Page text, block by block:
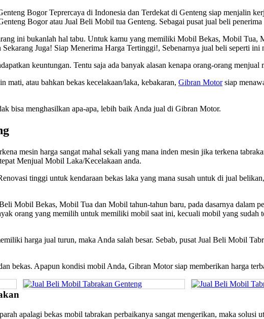
Bogor Teprercaya di Indonesia dan Terdekat di Genteng siap menjalin
Bogor atau Jual Beli Mobil tua Genteng. Sebagai pusat jual beli
ini bukanlah hal tabu. Untuk kamu yang memiliki Mobil Bekas, Mobil
Juga! Siap Menerima Harga Tertinggi!, Sebenarnya jual beli seperti ini
keuntungan. Tentu saja ada banyak alasan kenapa orang-orang menjual
mati, atau bahkan bekas kecelakaan/laka, kebakaran, Gibran Motorsiap
bisa menghasilkan apa-apa, lebih baik Anda jual di Gibran Motor.
mesin harga sangat mahal sekali yang mana inden mesin jika terkena
Menjual Mobil Laka/Kecelakaan anda.
tinggi untuk kendaraan bekas laka yang mana susah untuk di jual
Mobil Bekas, Mobil Tua dan Mobil tahun-tahun baru, pada dasarnya dalam
orang yang memilih untuk memiliki mobil saat ini, kecuali mobil yang
harga jual turun, maka Anda salah besar. Sebab, pusat Jual Beli Mobil
bekas. Apapun kondisi mobil Anda, Gibran Motor siap memberikan harga
apalagi bekas mobil tabrakan perbaikanya sangat mengerikan, maka